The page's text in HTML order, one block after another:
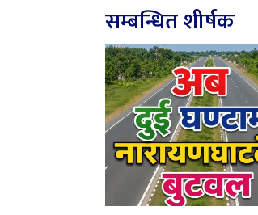
सम्बन्धित शीर्षक